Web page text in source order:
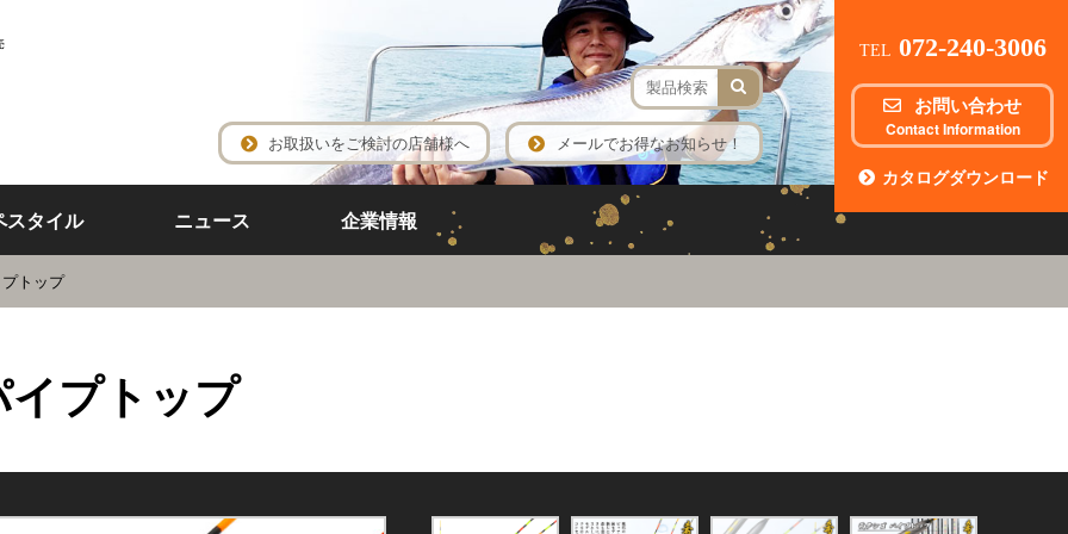
お取扱いをご検討の店舗様へ メールでお得なお知らせ！
TEL 072-240-3006
お問い合わせ
Contact Information
カタログダウンロード
スタイル ニュース 企業情報
トップ
プトップ